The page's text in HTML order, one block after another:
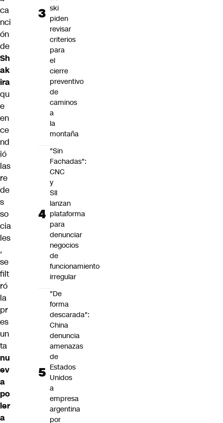
ca
nci
ón
de
Sh
ak
ira
qu
e
en
ce
nd
ió
las
re
de
s
so
cia
les
,
se
filt
ró
la
pr
es
un
ta
nu
ev
a
po
ler
a
ski
piden
revisar
criterios
para
el
cierre
preventivo
de
caminos
a
la
montaña
"Sin
Fachadas":
CNC
y
SII
lanzan
plataforma
para
denunciar
negocios
de
funcionamiento
irregular
"De
forma
descarada":
China
denuncia
amenazas
de
Estados
Unidos
a
empresa
argentina
por